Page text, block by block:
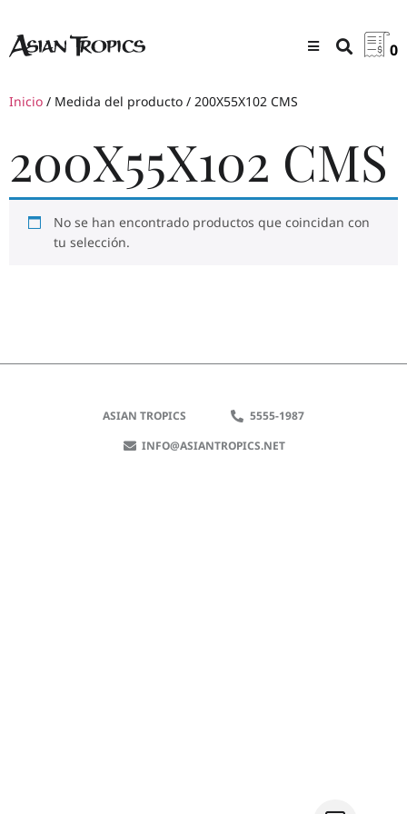
0
Inicio / Medida del producto / 200X55X102 CMS
200X55X102 CMS
No se han encontrado productos que coincidan con
tu selección.
ASIAN TROPICS
5555-1987
INFO@ASIANTROPICS.NET